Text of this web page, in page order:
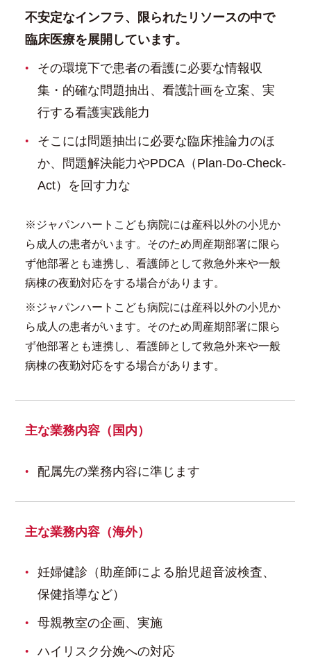
不安定なインフラ、限られたリソースの中で
臨床医療を展開しています。
その環境下で患者の看護に必要な情報収
集・的確な問題抽出、看護計画を立案、実
行する看護実践能力
そこには問題抽出に必要な臨床推論力のほ
か、問題解決能力やPDCA（Plan-Do-Check-
Act）を回す力な
※ジャパンハートこども病院には産科以外の小児か
ら成人の患者がいます。そのため周産期部署に限ら
ず他部署とも連携し、看護師として救急外来や一般
病棟の夜勤対応をする場合があります。
※ジャパンハートこども病院には産科以外の小児か
ら成人の患者がいます。そのため周産期部署に限ら
ず他部署とも連携し、看護師として救急外来や一般
病棟の夜勤対応をする場合があります。
主な業務内容（国内）
配属先の業務内容に準じます
主な業務内容（海外）
妊婦健診（助産師による胎児超音波検査、
保健指導など）
母親教室の企画、実施
ハイリスク分娩への対応